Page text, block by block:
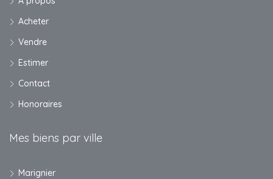
Acheter
Vendre
Estimer
Contact
Honoraires
Mes biens par ville
Marignier